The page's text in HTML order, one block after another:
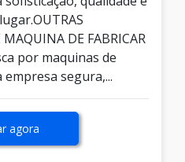
MAQUINA DE FABRICAR
por maquinas de
segura,...
agora